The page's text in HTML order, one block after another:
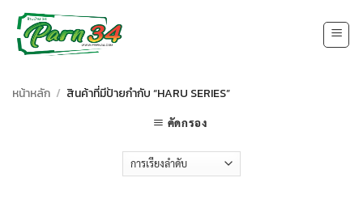
content
หน้าหลัก / สินค้าที่มีป้ายกำกับ “HARU SERIES”
คัดกรอง